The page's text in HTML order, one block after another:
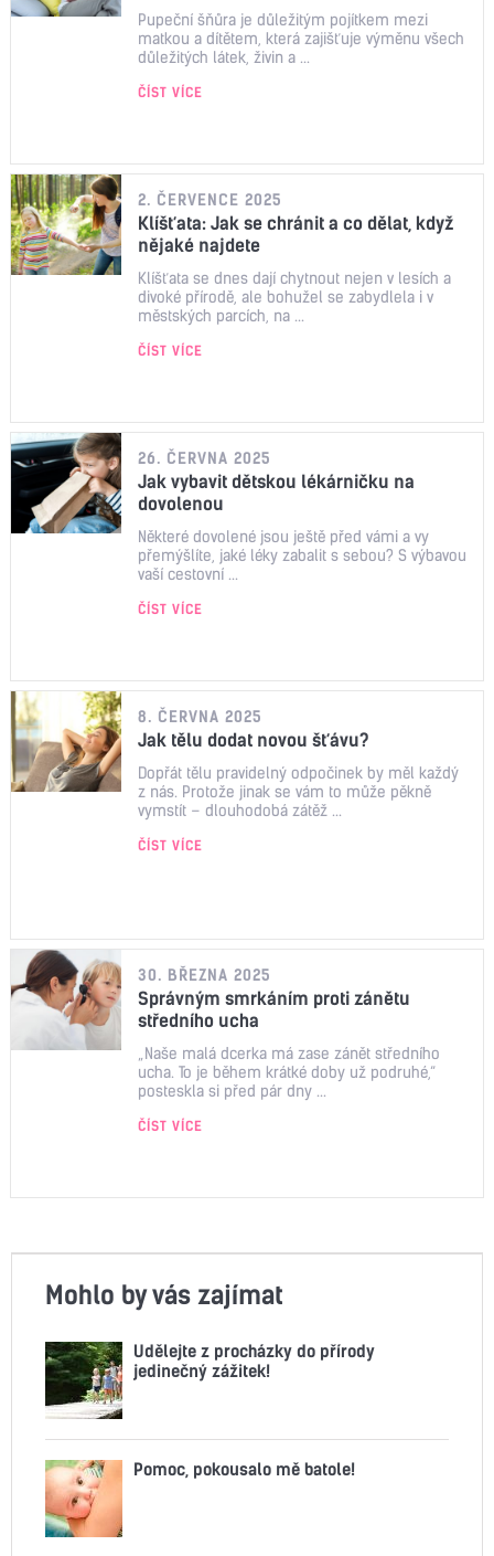
Pupeční šňůra je důležitým pojítkem mezi
matkou a dítětem, která zajišťuje výměnu všech
důležitých látek, živin a ...
ČÍST VÍCE
2. ČERVENCE 2025
Klíšťata: Jak se chránit a co dělat, když
nějaké najdete
Klíšťata se dnes dají chytnout nejen v lesích a
divoké přírodě, ale bohužel se zabydlela i v
městských parcích, na ...
ČÍST VÍCE
26. ČERVNA 2025
Jak vybavit dětskou lékárničku na
dovolenou
Některé dovolené jsou ještě před vámi a vy
přemýšlíte, jaké léky zabalit s sebou? S výbavou
vaší cestovní ...
ČÍST VÍCE
8. ČERVNA 2025
Jak tělu dodat novou šťávu?
Dopřát tělu pravidelný odpočinek by měl každý
z nás. Protože jinak se vám to může pěkně
vymstít – dlouhodobá zátěž ...
ČÍST VÍCE
30. BŘEZNA 2025
Správným smrkáním proti zánětu
středního ucha
„Naše malá dcerka má zase zánět středního
ucha. To je během krátké doby už podruhé,“
posteskla si před pár dny ...
ČÍST VÍCE
Mohlo by vás zajímat
Udělejte z procházky do přírody
jedinečný zážitek!
Pomoc, pokousalo mě batole!